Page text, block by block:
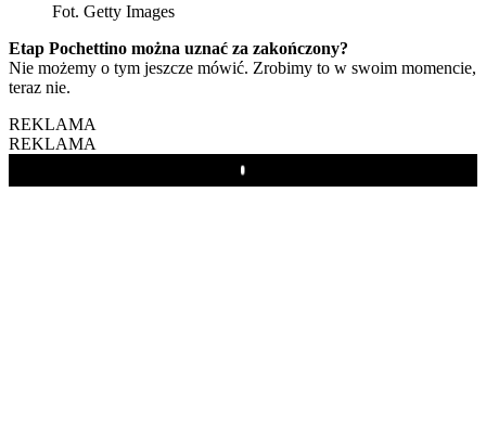
Fot. Getty Images
Etap Pochettino można uznać za zakończony?
Nie możemy o tym jeszcze mówić. Zrobimy to w swoim momencie,
teraz nie.
REKLAMA
REKLAMA
Play